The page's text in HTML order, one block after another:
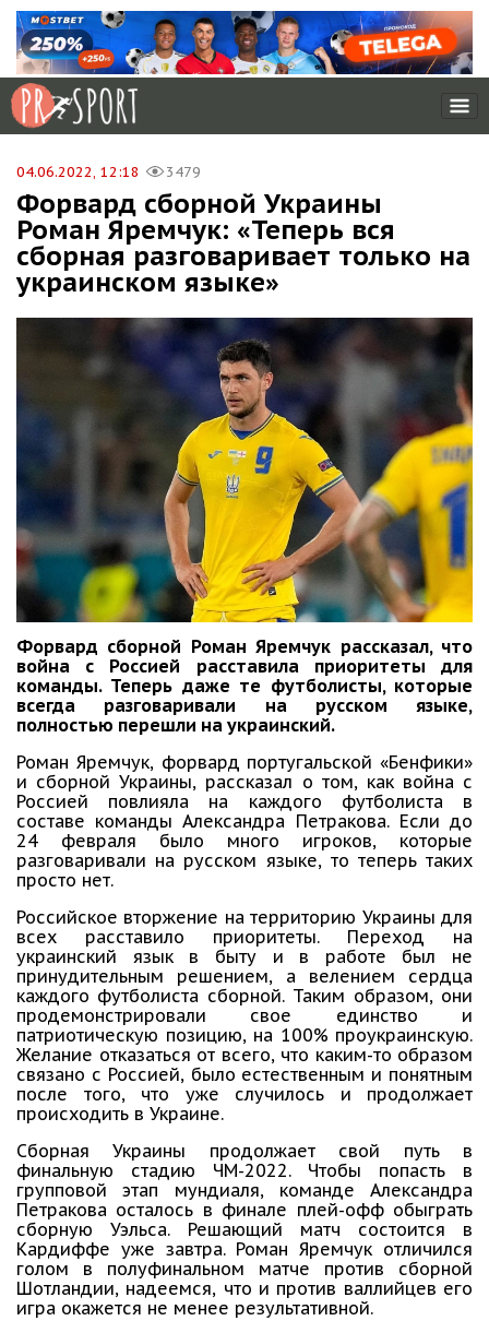
04.06.2022, 12:18 3479
Форвард сборной Украины
Роман Яремчук: «Теперь вся
сборная разговаривает только на
украинском языке»
Форвард сборной Роман Яремчук рассказал, что
война с Россией расставила приоритеты для
команды. Теперь даже те футболисты, которые
всегда разговаривали на русском языке,
полностью перешли на украинский.
Роман Яремчук, форвард португальской «Бенфики»
и сборной Украины, рассказал о том, как война с
Россией повлияла на каждого футболиста в
составе команды Александра Петракова. Если до
24 февраля было много игроков, которые
разговаривали на русском языке, то теперь таких
просто нет.
Российское вторжение на территорию Украины для
всех расставило приоритеты. Переход на
украинский язык в быту и в работе был не
принудительным решением, а велением сердца
каждого футболиста сборной. Таким образом, они
продемонстрировали свое единство и
патриотическую позицию, на 100% проукраинскую.
Желание отказаться от всего, что каким-то образом
связано с Россией, было естественным и понятным
после того, что уже случилось и продолжает
происходить в Украине.
Сборная Украины продолжает свой путь в
финальную стадию ЧМ-2022. Чтобы попасть в
групповой этап мундиаля, команде Александра
Петракова осталось в финале плей-офф обыграть
сборную Уэльса. Решающий матч состоится в
Кардиффе уже завтра. Роман Яремчук отличился
голом в полуфинальном матче против сборной
Шотландии, надеемся, что и против валлийцев его
игра окажется не менее результативной.